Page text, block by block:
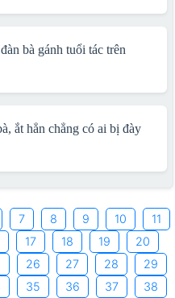
bà gánh tuổi tác trên
ắt hẳn chẳng có ai bị đày
7 8 9 10
11
17 18 19
20
26 27 28
29
35 36 37
38